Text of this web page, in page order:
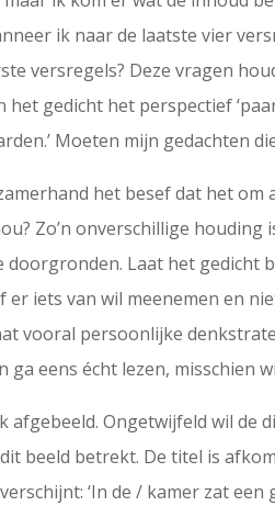
ik naar de laatste vier
versregels? Deze vragen
het gedicht het perspectief
Moeten mijn gedachten
het besef dat het om
Zo’n onverschillige houding
Laat het gedicht
iets van wil meenemen en
vooral persoonlijke
eens écht lezen, misschien
Ongetwijfeld wil de
beeld betrekt. De titel is
‘In de / kamer zat